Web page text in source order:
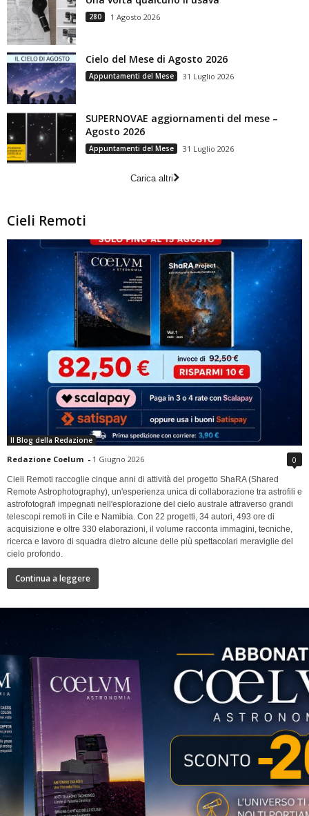
280 1 Agosto 2026
Cielo del Mese di Agosto 2026
Appuntamenti del Mese 31 Luglio 2026
SUPERNOVAE aggiornamenti del mese –
Agosto 2026
Appuntamenti del Mese 31 Luglio 2026
Carica altri
Cieli Remoti
Il Blog della Redazione
Redazione Coelum - 1 Giugno 2026 0
Cieli Remoti raccoglie cinque anni di attività del progetto ShaRA (Shared
Remote Astrophotography), un'esperienza unica di collaborazione tra astrofili e
astrofotografi impegnati nell'esplorazione del cielo australe attraverso grandi
telescopi remoti in Cile e Namibia. Con 22 progetti, 34 autori, 493 ore di
acquisizione e oltre 330 elaborazioni, il volume racconta immagini, tecniche,
ricerca e lavoro di squadra dietro alcune delle più spettacolari meraviglie del
cielo profondo.
Continua a leggere